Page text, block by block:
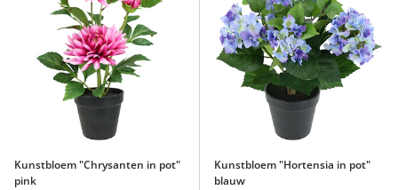
Kunstbloem "Chrysanten in pot"
pink
Kunstbloem "Hortensia in pot"
blauw